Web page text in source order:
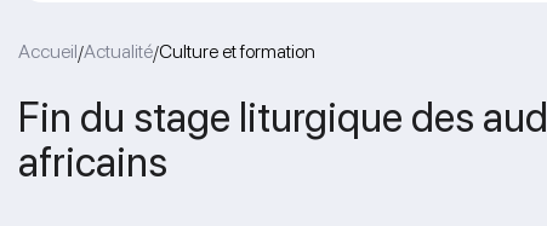
Accueil/Actualité/Culture et formation
Fin du stage liturgique des
africains